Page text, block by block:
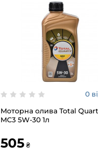
0
Моторна олива Total
MC3 5W-30 1л
505 ₴